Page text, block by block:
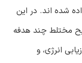
شده اند. در این
مختلط چند هدفه
انرژی، و